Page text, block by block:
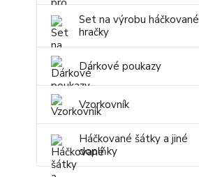
Set na výrobu háčkované
hračky
Dárkové poukazy
Vzorkovník
Háčkované šátky a jiné
doplňky